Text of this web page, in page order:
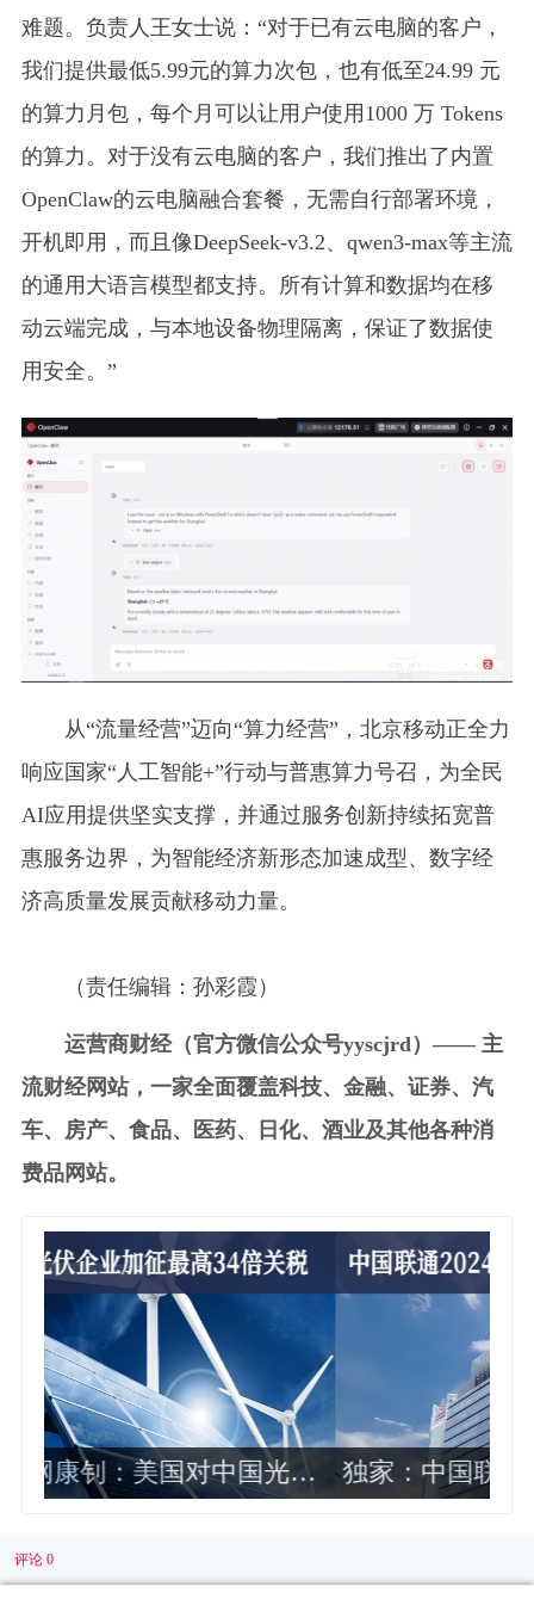
难题。负责人王女士说：“对于已有云电脑的客户，
我们提供最低5.99元的算力次包，也有低至24.99 元
的算力月包，每个月可以让用户使用1000 万 Tokens
的算力。对于没有云电脑的客户，我们推出了内置
OpenClaw的云电脑融合套餐，无需自行部署环境，
开机即用，而且像DeepSeek-v3.2、qwen3-max等主流
的通用大语言模型都支持。所有计算和数据均在移
动云端完成，与本地设备物理隔离，保证了数据使
用安全。”
从“流量经营”迈向“算力经营”，北京移动正全力
响应国家“人工智能+”行动与普惠算力号召，为全民
AI应用提供坚实支撑，并通过服务创新持续拓宽普
惠服务边界，为智能经济新形态加速成型、数字经
济高质量发展贡献移动力量。
（责任编辑：孙彩霞）
运营商财经（官方微信公众号yyscjrd）—— 主
流财经网站，一家全面覆盖科技、金融、证券、汽
车、房产、食品、医药、日化、酒业及其他各种消
费品网站。
独家：中国联通2024年各省公司政企
评论 0